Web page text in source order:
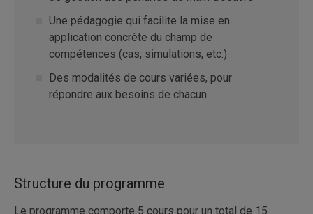
Une pédagogie qui facilite la mise en
application concrète du champ de
compétences (cas, simulations, etc.)
Des modalités de cours variées, pour
répondre aux besoins de chacun
Structure du programme
Le programme comporte 5 cours pour un total de 15